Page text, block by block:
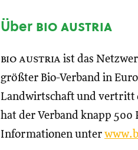
Über bio austria
bio austria ist das
größter Bio-Verband in
Landwirtschaft und vertritt
hat der Verband knapp
Informationen unter